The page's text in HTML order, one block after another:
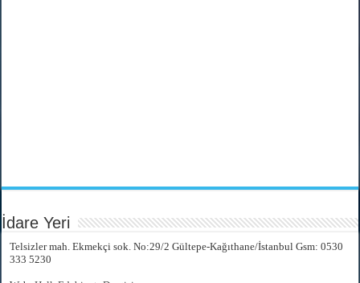
İdare Yeri
Telsizler mah. Ekmekçi sok. No:29/2 Gültepe-Kağıthane/İstanbul Gsm: 0530
333 5230